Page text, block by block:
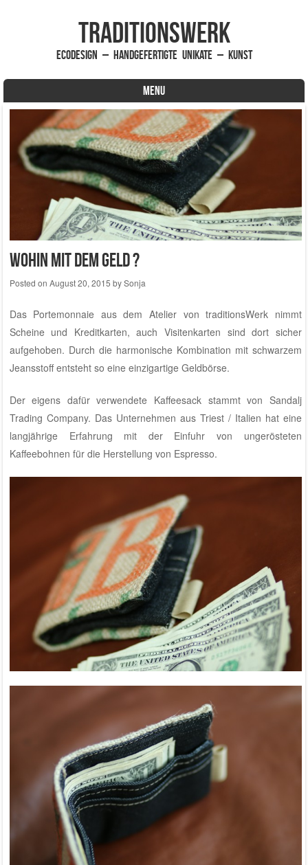
traditionsWerk
EcoDesign – handgefertigte Unikate – Kunst
MENU
Skip to content
Wohin mit dem Geld ?
Posted on August 20, 2015 bySonja
Das Portemonnaie aus demAtelier von traditionsWerk nimmt
Scheine und Kreditkarten, auch Visitenkarten sind dort sicher
aufgehoben. Durch die harmonische Kombination mit schwarzem
Jeansstoff entsteht so eine einzigartige Geldbörse.
Der eigens dafür verwendete Kaffeesack stammt von Sandalj
Trading Company. Das Unternehmen aus Triest / Italien hat eine
langjährige Erfahrung mit der Einfuhr von ungerösteten
Kaffeebohnen für die Herstellung von Espresso.